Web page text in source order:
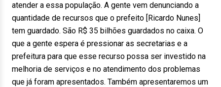
atender a essa população. A gente vem denunciando a
quantidade de recursos que o prefeito [Ricardo Nunes]
tem guardado. São R$ 35 bilhões guardados no caixa. O
que a gente espera é pressionar as secretarias e a
prefeitura para que esse recurso possa ser investido na
melhoria de serviços e no atendimento dos problemas
que já foram apresentados. Também apresentaremos um